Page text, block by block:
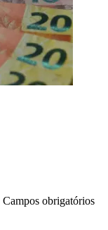
Campos obrigatórios